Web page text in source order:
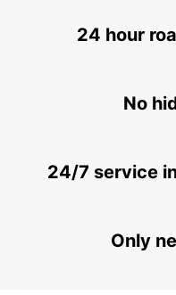
GENEVA COINTRIN
GENEVA -
VERNIER -
24 hour
No
24/7 service
Only